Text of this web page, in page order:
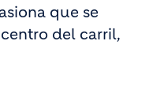
que se
del carril,